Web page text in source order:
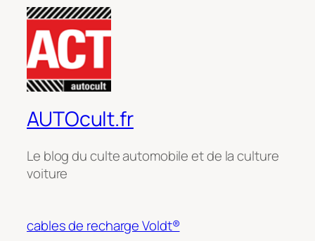
AUTOcult.fr
Le blog du culte automobile et de la culture
voiture
cables de recharge Voldt®